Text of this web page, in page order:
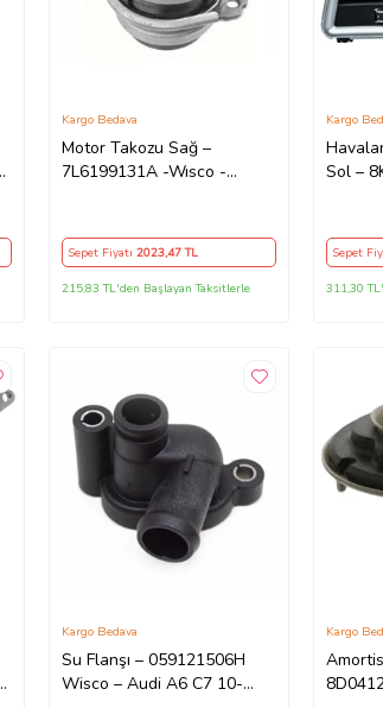
Motor Takozu Sağ –
7L6199131A -Wısco -
Uyumlu
Kargo Bedava
Sepet Fiyatı 2023,47 TL
215,83 TL'den Başlayan Taksitlerle
Sol –
Kargo
Sepet
311,30
Su Flanşı – 059121506H
Wisco – Audi A6 C7 10-
Kargo Bedava Kargo